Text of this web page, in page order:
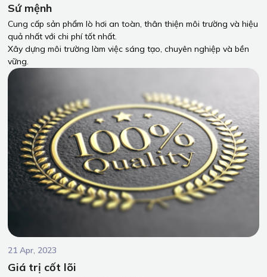
Sứ mệnh
Cung cấp sản phẩm lò hơi an toàn, thân thiện môi trường và hiệu
quả nhất với chi phí tốt nhất.
Xây dựng môi trường làm việc sáng tạo, chuyên nghiệp và bền
vững.
21 Apr, 2023
Giá trị cốt lõi